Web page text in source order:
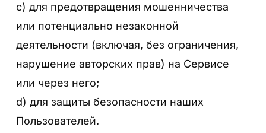
c) для предотвращения мошенничества
или потенциально незаконной
деятельности (включая, без ограничения,
нарушение авторских прав) на Сервисе
или через него;
d) для защиты безопасности наших
Пользователей.